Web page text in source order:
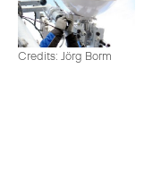
Credits: Jörg Borm